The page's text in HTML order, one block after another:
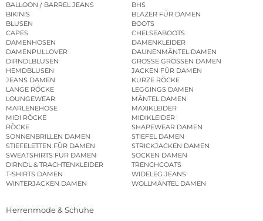
BALLOON / BARREL JEANS
BHS
BIKINIS
BLAZER FÜR DAMEN
BLUSEN
BOOTS
CAPES
CHELSEABOOTS
DAMENHOSEN
DAMENKLEIDER
DAMENPULLOVER
DAUNENMÄNTEL DAMEN
DIRNDLBLUSEN
GROSSE GRÖSSEN DAMEN
HEMDBLUSEN
JACKEN FÜR DAMEN
JEANS DAMEN
KURZE RÖCKE
LANGE RÖCKE
LEGGINGS DAMEN
LOUNGEWEAR
MÄNTEL DAMEN
MARLENEHOSE
MAXIKLEIDER
MIDI RÖCKE
MIDIKLEIDER
RÖCKE
SHAPEWEAR DAMEN
SONNENBRILLEN DAMEN
STIEFEL DAMEN
STIEFELETTEN FÜR DAMEN
STRICKJACKEN DAMEN
SWEATSHIRTS FÜR DAMEN
SOCKEN DAMEN
DIRNDL & TRACHTENKLEIDER
TRENCHCOATS
T-SHIRTS DAMEN
WIDELEG JEANS
WINTERJACKEN DAMEN
WOLLMÄNTEL DAMEN
Herrenmode & Schuhe